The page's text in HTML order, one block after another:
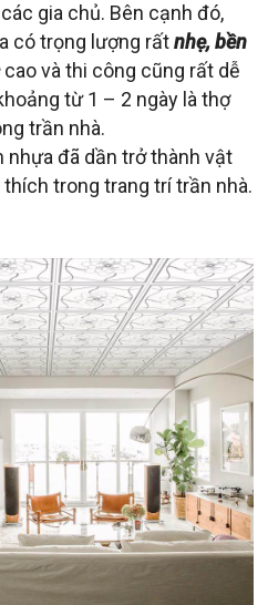
gia chủ. Bên cạnh đó,
có trọng lượng rấtnhẹ, bền
cao và thi công cũng rất dễ
từ 1 – 2 ngày là thợ
trần nhà.
nhựa đã dần trở thành vật
trong trang trí trần nhà.